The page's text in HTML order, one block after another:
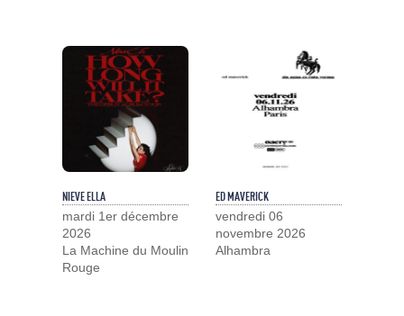
NIEVE ELLA
mardi 1er décembre
2026
La Machine du Moulin
Rouge
ED MAVERICK
vendredi 06
novembre 2026
Alhambra